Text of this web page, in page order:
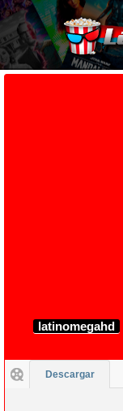
latinomegahd
Descargar